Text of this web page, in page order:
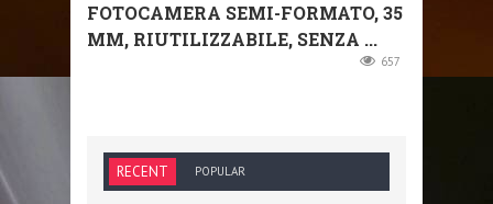
FOTOCAMERA SEMI-FORMATO, 35
MM, RIUTILIZZABILE, SENZA ...
657
RECENT POPULAR